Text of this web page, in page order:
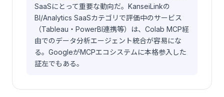
SaaSにとって重要な動向だ。KanseiLinkの
BI/Analytics SaaSカテゴリで評価中のサービス
（Tableau・PowerBI連携等）は、Colab MCP経
由でのデータ分析エージェント統合が容易にな
る。GoogleがMCPエコシステムに本格参入した
証左でもある。